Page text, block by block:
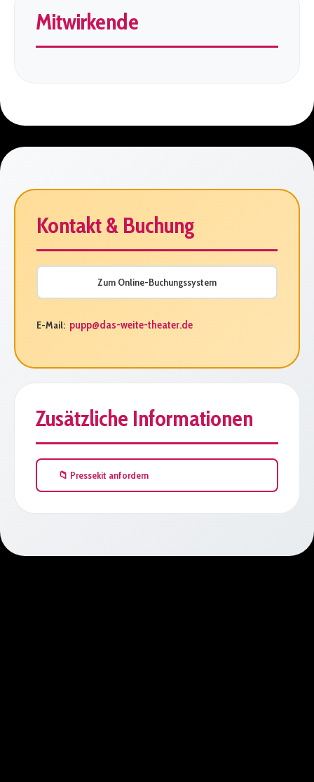
Mitwirkende
Kontakt & Buchung
Zum Online-Buchungssystem
E-Mail: pupp@das-weite-theater.de
Zusätzliche Informationen
📁 Pressekit anfordern